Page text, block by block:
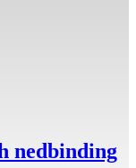
nedbinding